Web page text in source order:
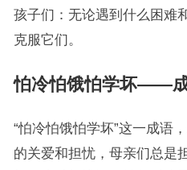
孩子们：无论遇到什么困难
克服它们。
怕冷怕饿怕学坏——
“怕冷怕饿怕学坏”这一成语
的关爱和担忧，母亲们总是